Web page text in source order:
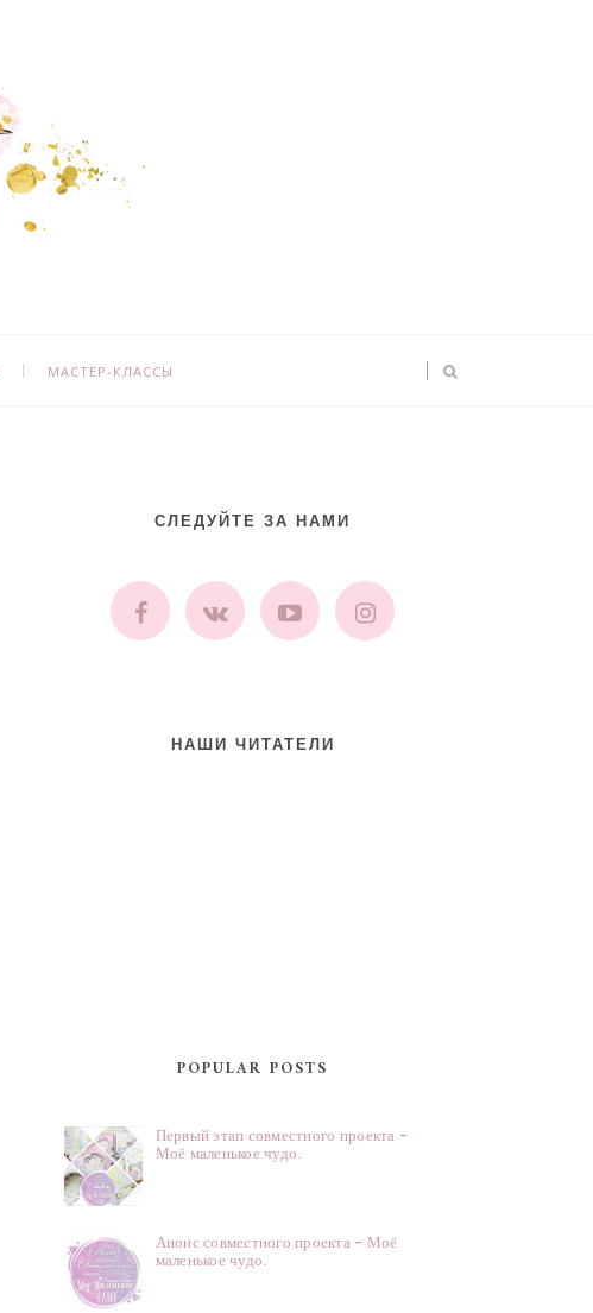
МАСТЕР-КЛАССЫ
СЛЕДУЙТЕ ЗА НАМИ
НАШИ ЧИТАТЕЛИ
POPULAR POSTS
Первый этап совместного проекта -
Моё маленькое чудо.
Анонс совместного проекта - Моё
маленькое чудо.